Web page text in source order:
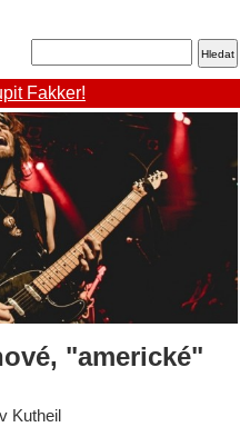
Fakker!
"americké"
Kutheil